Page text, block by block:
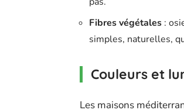
Fibres végétales :
simples, naturelles,
Couleurs et
Les maisons